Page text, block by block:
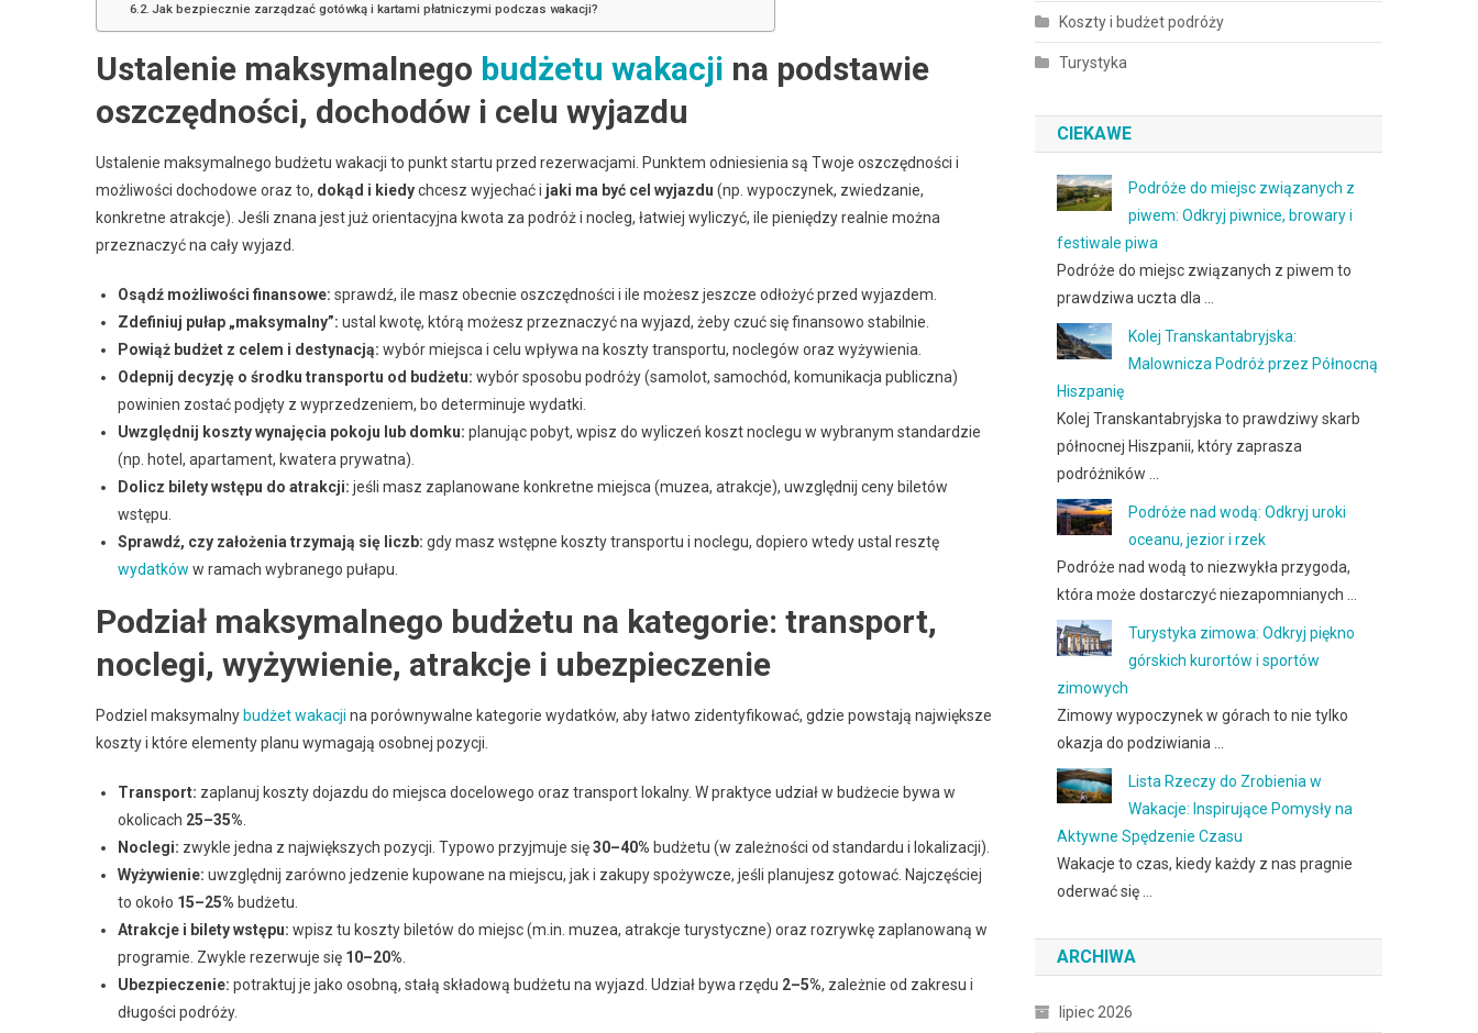
Jak bezpiecznie zarządzać gotówką i kartami płatniczymi podczas wakacji?
Ustalenie maksymalnego budżetu wakacji na podstawie
oszczędności, dochodów i celu wyjazdu
Ustalenie maksymalnego budżetu wakacji to punkt startu przed rezerwacjami. Punktem odniesienia są Twoje oszczędności i
możliwości dochodowe oraz to, dokąd i kiedychcesz wyjechać i jaki ma być cel wyjazdu (np. wypoczynek, zwiedzanie,
konkretne atrakcje). Jeśli znana jest już orientacyjna kwota za podróż i nocleg, łatwiej wyliczyć, ile pieniędzy realnie można
przeznaczyć na cały wyjazd.
Osądź możliwości finansowe: sprawdź, ile masz obecnie oszczędności i ile możesz jeszcze odłożyć przed wyjazdem.
Zdefiniuj pułap „maksymalny”: ustal kwotę, którą możesz przeznaczyć na wyjazd, żeby czuć się finansowo stabilnie.
Powiąż budżet z celem i destynacją: wybór miejsca i celu wpływa na koszty transportu, noclegów oraz wyżywienia.
Odepnij decyzję o środku transportu od budżetu: wybór sposobu podróży (samolot, samochód, komunikacja publiczna)
powinien zostać podjęty z wyprzedzeniem, bo determinuje wydatki.
Uwzględnij koszty wynajęcia pokoju lub domku: planując pobyt, wpisz do wyliczeń koszt noclegu w wybranym standardzie
(np. hotel, apartament, kwatera prywatna).
Dolicz bilety wstępu do atrakcji: jeśli masz zaplanowane konkretne miejsca (muzea, atrakcje), uwzględnij ceny biletów
wstępu.
Sprawdź, czy założenia trzymają się liczb: gdy masz wstępne koszty transportu i noclegu, dopiero wtedy ustal resztę
wydatków w ramach wybranego pułapu.
Podział maksymalnego budżetu na kategorie: transport,
noclegi, wyżywienie, atrakcje i ubezpieczenie
Podziel maksymalny budżet wakacji na porównywalne kategorie wydatków, aby łatwo zidentyfikować, gdzie powstają największe
koszty i które elementy planu wymagają osobnej pozycji.
Transport: zaplanuj koszty dojazdu do miejsca docelowego oraz transport lokalny. W praktyce udział w budżecie bywa w
okolicach 25–35%.
Noclegi: zwykle jedna z największych pozycji. Typowo przyjmuje się30–40% budżetu (w zależności od standardu i lokalizacji).
Wyżywienie: uwzględnij zarówno jedzenie kupowane na miejscu, jak i zakupy spożywcze, jeśli planujesz gotować. Najczęściej
to około 15–25% budżetu.
Atrakcje i bilety wstępu: wpisz tu koszty biletów do miejsc (m.in. muzea, atrakcje turystyczne) oraz rozrywkę zaplanowaną w
programie. Zwykle rezerwuje się 10–20%.
Ubezpieczenie: potraktuj je jako osobną, stałą składową budżetu na wyjazd. Udział bywa rzędu 2–5%, zależnie od zakresu i
długości podróży.
Koszty i budżet podróży
Turystyka
CIEKAWE
Podróże do miejsc związanych z
piwem: Odkryj piwnice, browary i
festiwale piwa
Podróże do miejsc związanych z piwem to
prawdziwa uczta dla …
Kolej Transkantabryjska:
Malownicza Podróż przez Północną
Hiszpanię
Kolej Transkantabryjska to prawdziwy skarb
północnej Hiszpanii, który zaprasza
podróżników …
Podróże nad wodą: Odkryj uroki
oceanu, jezior i rzek
Podróże nad wodą to niezwykła przygoda,
która może dostarczyć niezapomnianych …
Turystyka zimowa: Odkryj piękno
górskich kurortów i sportów
zimowych
Zimowy wypoczynek w górach to nie tylko
okazja do podziwiania …
Lista Rzeczy do Zrobienia w
Wakacje: Inspirujące Pomysły na
Aktywne Spędzenie Czasu
Wakacje to czas, kiedy każdy z nas pragnie
oderwać się …
ARCHIWA
lipiec 2026